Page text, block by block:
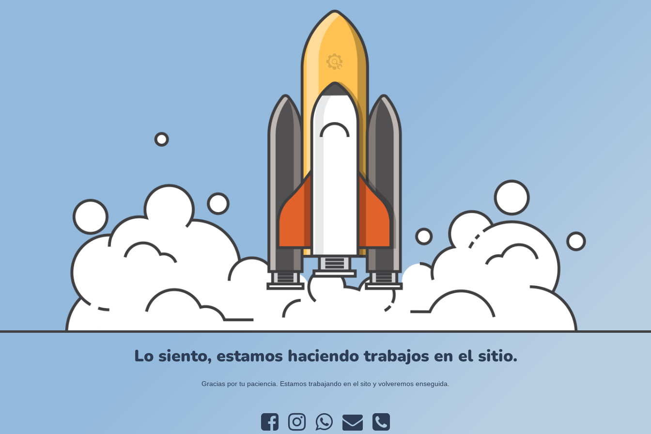
Lo siento, estamos haciendo trabajos en el sitio.
Gracias por tu paciencia. Estamos trabajando en el sito y volveremos enseguida.